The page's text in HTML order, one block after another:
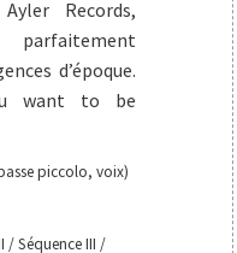
Records,
d’époque.
want to be
piccolo, voix)
/ Séquence III /